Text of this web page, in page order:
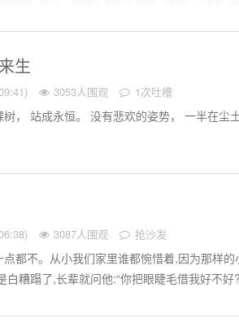
生
3053人围观 1次吐槽
， 站成永恒。 没有悲欢的姿势， 一半在尘
3087人围观 抢沙发
都不。从小我们家里谁都惋惜着,因为那样
白糟蹋了,长辈就问他:“你把眼睫毛借我好不好